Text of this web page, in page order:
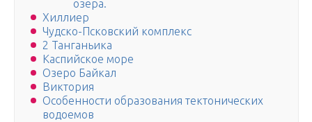
озера.
Хиллиер
Чудско-Псковский комплекс
2 Танганьика
Каспийское море
Озеро Байкал
Виктория
Особенности образования тектонических
водоемов